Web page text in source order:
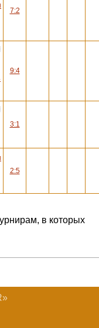
7:2
9:4
3:1
2:5
в которых